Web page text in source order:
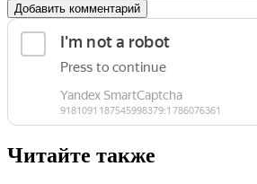
Добавить комментарий
Читайте также